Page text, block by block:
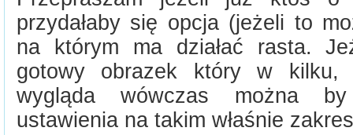
przydałaby się opcja (jeżeli to
na którym ma działać rasta.
gotowy obrazek który w kilku,
wygląda wówczas można
ustawienia na takim właśnie